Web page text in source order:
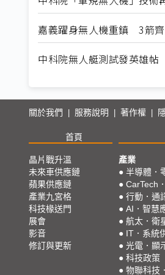
嘉義躍身無人機重鎮 3箭
中科院無人艇測試發英雄
關於我們 服務說明 著作權
首頁
晶片戰升溫
未來車供應鏈
蘋果供應鏈
產業九宮格
科技椽送門
展會
影音
修訂與更新
產業
● 半導體．
● CarTech
● 行動．通
● AI．智慧
● 航太．衛
● IT．系統
● 光電．顯
● 科技政策
● 物聯科技